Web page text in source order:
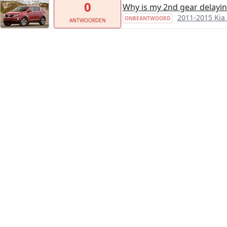
0
ANTWOORDEN
Why is my 2nd gear
ONBEANTWOORD 2011-2015